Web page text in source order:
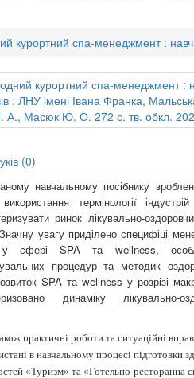
курортний спа-менеджмент :
(0)
навчальному посібнику
термінології
ринок лікувально-
увагу приділено специфіці
сфері SPA та wellness,
процедур та методик
SPA та wellness у розрізі
динаміку лікувально-
практичні роботи та ситуаційні
в навчальному процесі підготовки
«Туризм» та «Готельно-ресторанна